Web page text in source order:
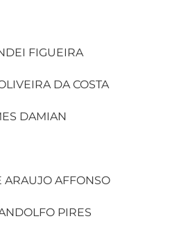
FIGUEIRA
DA COSTA
DAMIAN
AFFONSO
PIRES